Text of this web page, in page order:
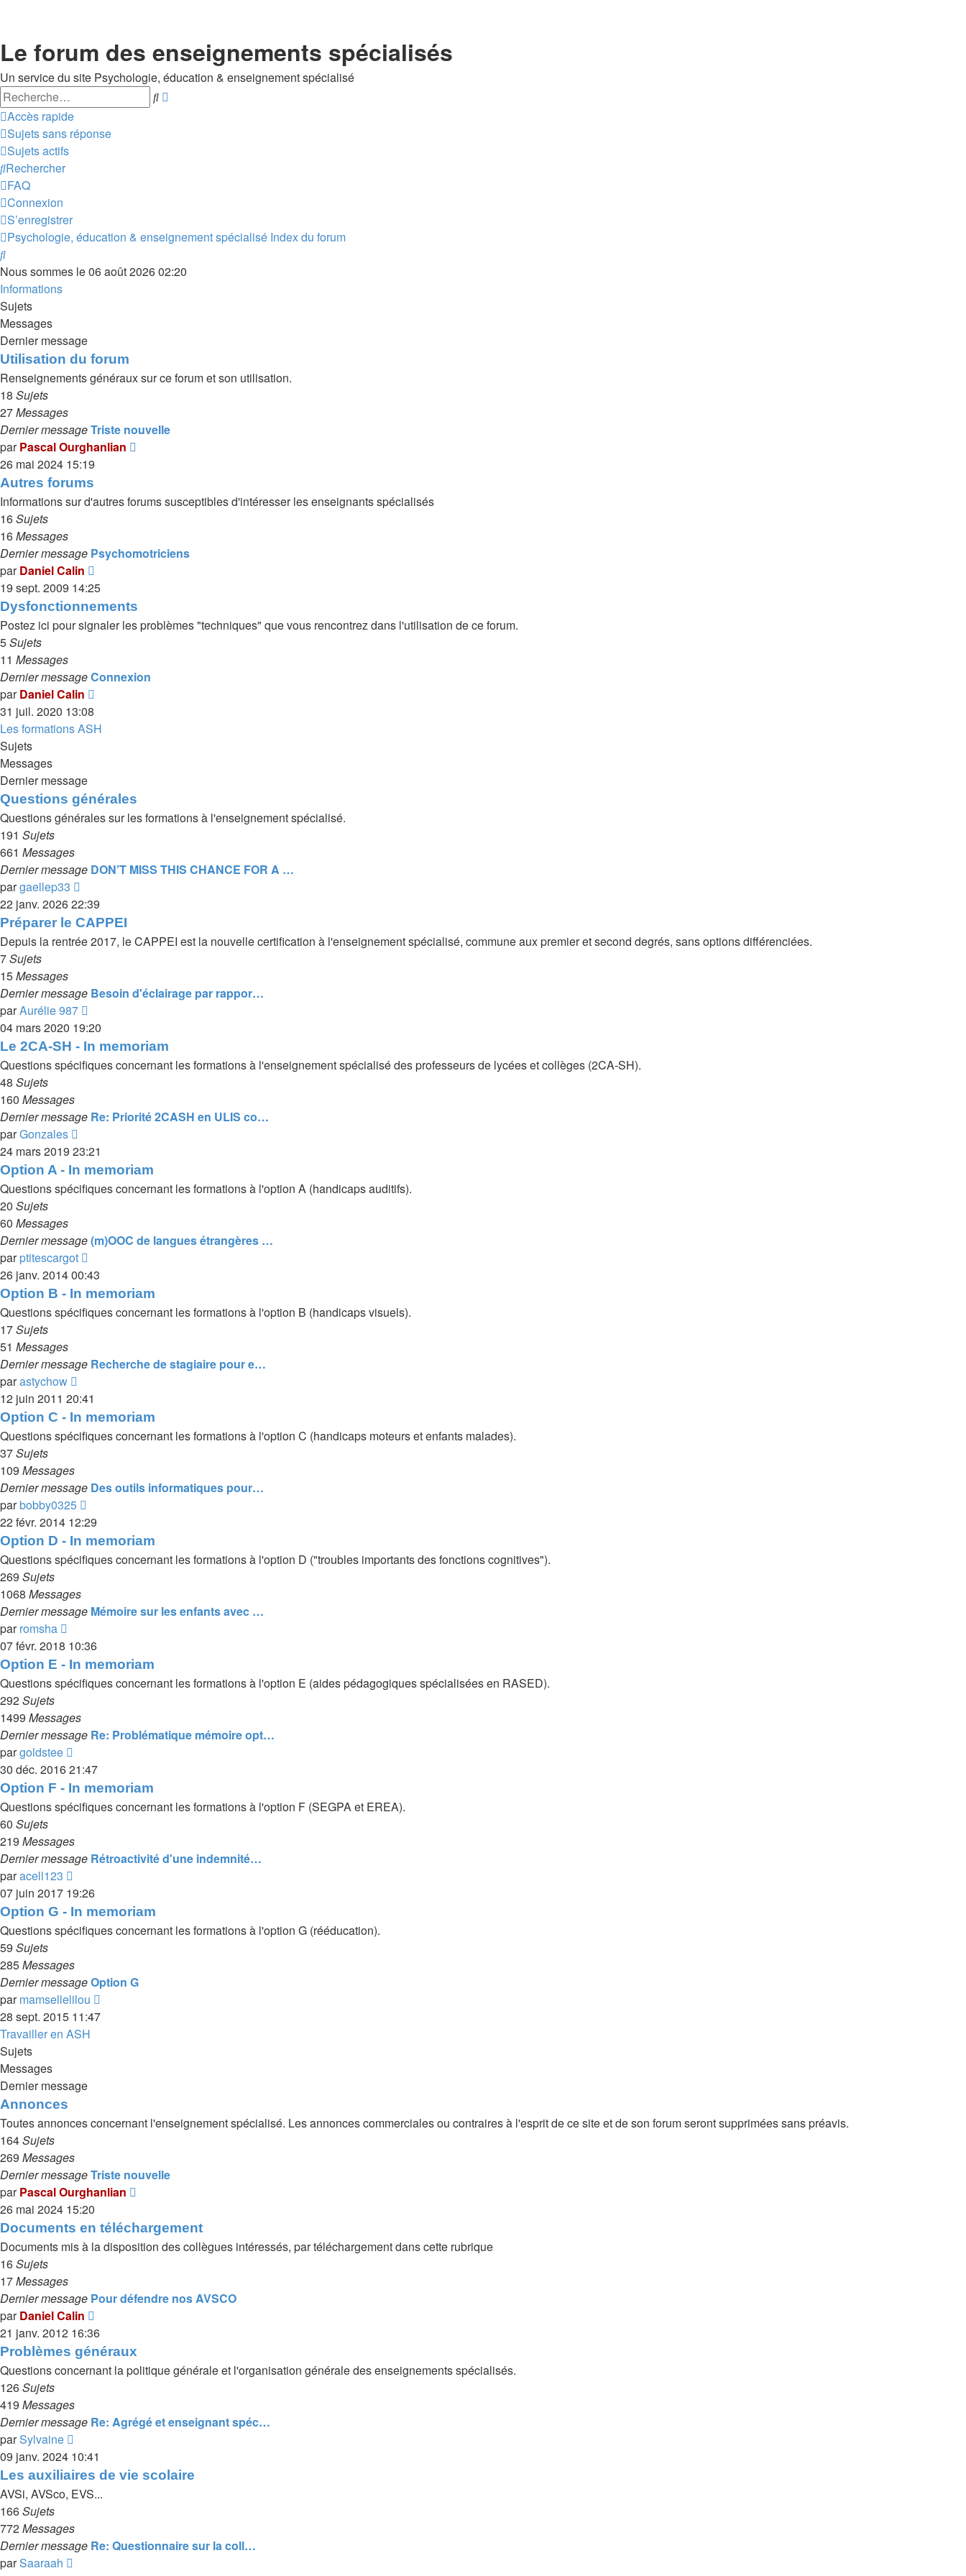
Le forum des enseignements spécialisés
Un service du site Psychologie, éducation & enseignement spécialisé
Rechercher
Accès rapide
Sujets sans réponse
Sujets actifs
Rechercher
FAQ
Connexion
S’enregistrer
Psychologie, éducation & enseignement spécialisé Index du forum
Rechercher
Nous sommes le 06 août 2026 02:20
Informations
Sujets
Messages
Dernier message
Utilisation du forum
Renseignements généraux sur ce forum et son utilisation.
18 Sujets
27Messages
Dernier messageTriste nouvelle
parPascal Ourghanlian
message
26 mai 2024 15:19
Autres forums
Informations sur d'autres forums susceptibles d'intéresser les enseignants spécialisés
16Sujets
16Messages
Dernier message Psychomotriciens
parDaniel Calin
le
dernier
message
19 sept. 2009 14:25
Dysfonctionnements
Postez ici pour signaler les problèmes "techniques" que vous rencontrez dans l'utilisation de ce forum.
5Sujets
11 Messages
Dernier messageConnexion
parDaniel Calin
dernier
31 juil. 2020 13:08
Les formations ASH
Sujets
Messages
Dernier message
Questions générales
Questions générales sur les formations à l'enseignement spécialisé.
191 Sujets
661 Messages
Dernier message DON’T MISS THIS CHANCE FOR A …
pargaellep33
le
dernier
message
22 janv. 2026 22:39
Préparer le CAPPEI
Depuis la rentrée 2017, le CAPPEI est la nouvelle certification à l'enseignement spécialisé, commune aux premier et second degrés, sans options différenciées.
7Sujets
15Messages
Dernier message Besoin d'éclairage par rappor…
parAurélie 987
le
dernier
message
04 mars 2020 19:20
Le 2CA-SH - In memoriam
Questions spécifiques concernant les formations à l'enseignement spécialisé des professeurs de lycées et collèges (2CA-SH).
48 Sujets
160 Messages
Dernier message Re: Priorité 2CASH en ULIS co…
parGonzales
le
dernier
message
24 mars 2019 23:21
Option A - In memoriam
Questions spécifiques concernant les formations à l'option A (handicaps auditifs).
20 Sujets
60 Messages
Dernier message(m)OOC de langues étrangères …
parptitescargot
le
dernier
message
26 janv. 2014 00:43
Option B - In memoriam
Questions spécifiques concernant les formations à l'option B (handicaps visuels).
17Sujets
51 Messages
Dernier message Recherche de stagiaire pour e…
parastychow
le
dernier
message
12 juin 2011 20:41
Option C - In memoriam
Questions spécifiques concernant les formations à l'option C (handicaps moteurs et enfants malades).
37Sujets
109 Messages
Dernier message Des outils informatiques pour…
parbobby0325
le
dernier
message
22 févr. 2014 12:29
Option D - In memoriam
Questions spécifiques concernant les formations à l'option D ("troubles importants des fonctions cognitives").
269 Sujets
1068 Messages
Dernier message Mémoire sur les enfants avec …
parromsha
le
dernier
message
07 févr. 2018 10:36
Option E - In memoriam
Questions spécifiques concernant les formations à l'option E (aides pédagogiques spécialisées en RASED).
292Sujets
1499 Messages
Dernier message Re: Problématique mémoire opt…
pargoldstee
le
dernier
message
30 déc. 2016 21:47
Option F - In memoriam
Questions spécifiques concernant les formations à l'option F (SEGPA et EREA).
60 Sujets
219 Messages
Dernier message Rétroactivité d'une indemnité…
paracell123
le
dernier
message
07 juin 2017 19:26
Option G - In memoriam
Questions spécifiques concernant les formations à l'option G (rééducation).
59 Sujets
285Messages
Dernier messageOption G
parmamsellelilou
le
28 sept. 2015 11:47
Travailler en ASH
Sujets
Messages
Dernier message
Annonces
Toutes annonces concernant l'enseignement spécialisé. Les annonces commerciales ou contraires à l'esprit de ce site et de son forum seront supprimées sans préavis.
164Sujets
269 Messages
Dernier messageTriste nouvelle
parPascal Ourghanlian
dernier
message
26 mai 2024 15:20
Documents en téléchargement
Documents mis à la disposition des collègues intéressés, par téléchargement dans cette rubrique
16Sujets
17Messages
Dernier message Pour défendre nos AVSCO
parDaniel Calin
le
dernier
message
21 janv. 2012 16:36
Problèmes généraux
Questions concernant la politique générale et l'organisation générale des enseignements spécialisés.
126Sujets
419 Messages
Dernier message Re: Agrégé et enseignant spéc…
parSylvaine
le
dernier
message
09 janv. 2024 10:41
Les auxiliaires de vie scolaire
AVSi, AVSco, EVS...
166Sujets
772Messages
Dernier message Re: Questionnaire sur la coll…
parSaaraah